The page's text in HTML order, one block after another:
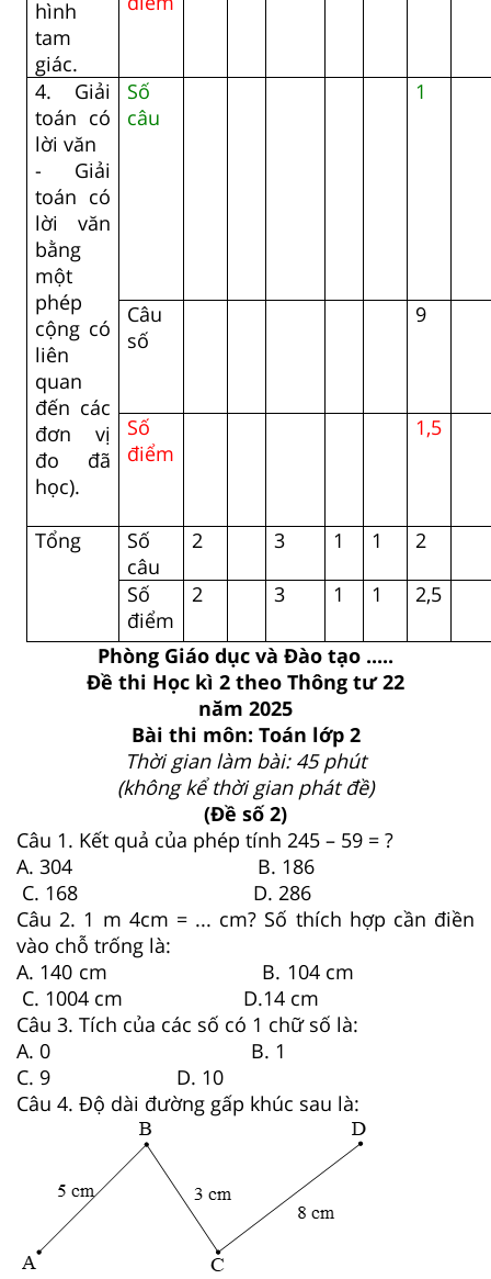
hình
tam
giác.
4. Giải
toán có
lời văn
- Giải
toán có
lời văn
bằng
một
phép
cộng có
liên
quan
đến các
đơn vị
đo đã
học).
Số
câu
1
Câu
số
9
Số
điểm
1,5
Tổng
Số
câu
2 3 1 1 2
Số
điểm
2 3 1 1 2,5
Phòng Giáo dục và Đào tạo .....
Đề thi Học kì 2 theo Thông tư 22
năm 2025
Bài thi môn: Toán lớp 2
Thời gian làm bài: 45 phút
(không kể thời gian phát đề)
(Đề số 2)
Câu 1. Kết quả của phép tính 245 – 59 = ?
A. 304 B. 186
C. 168 D. 286
Câu 2. 1 m 4cm = ... cm? Số thích hợp cần điền
vào chỗ trống là:
A. 140 cm B. 104 cm
C. 1004 cm D.14 cm
Câu 3. Tích của các số có 1 chữ số là:
A. 0 B. 1
C. 9 D. 10
Câu 4. Độ dài đường gấp khúc sau là: